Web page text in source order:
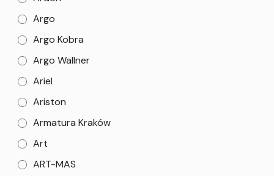
Argo
Argo Kobra
Argo Wallner
Ariel
Ariston
Armatura Kraków
Art
ART-MAS